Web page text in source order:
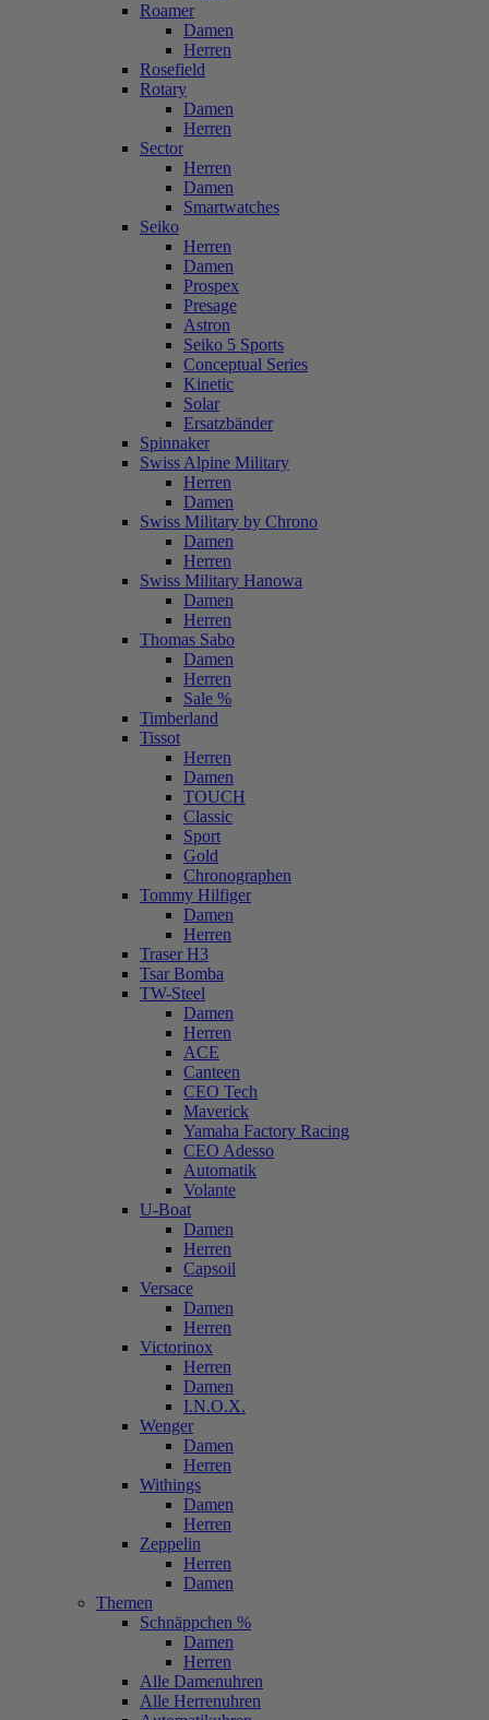
Roamer
Damen
Herren
Rosefield
Rotary
Damen
Herren
Sector
Herren
Damen
Smartwatches
Seiko
Herren
Damen
Prospex
Presage
Astron
Seiko 5 Sports
Conceptual Series
Kinetic
Solar
Ersatzbänder
Spinnaker
Swiss Alpine Military
Herren
Damen
Swiss Military by Chrono
Damen
Herren
Swiss Military Hanowa
Damen
Herren
Thomas Sabo
Damen
Herren
Sale %
Timberland
Tissot
Herren
Damen
TOUCH
Classic
Sport
Gold
Chronographen
Tommy Hilfiger
Damen
Herren
Traser H3
Tsar Bomba
TW-Steel
Damen
Herren
ACE
Canteen
CEO Tech
Maverick
Yamaha Factory Racing
CEO Adesso
Automatik
Volante
U-Boat
Damen
Herren
Capsoil
Versace
Damen
Herren
Victorinox
Herren
Damen
I.N.O.X.
Wenger
Damen
Herren
Withings
Damen
Herren
Zeppelin
Herren
Damen
Themen
Schnäppchen %
Damen
Herren
Alle Damenuhren
Alle Herrenuhren